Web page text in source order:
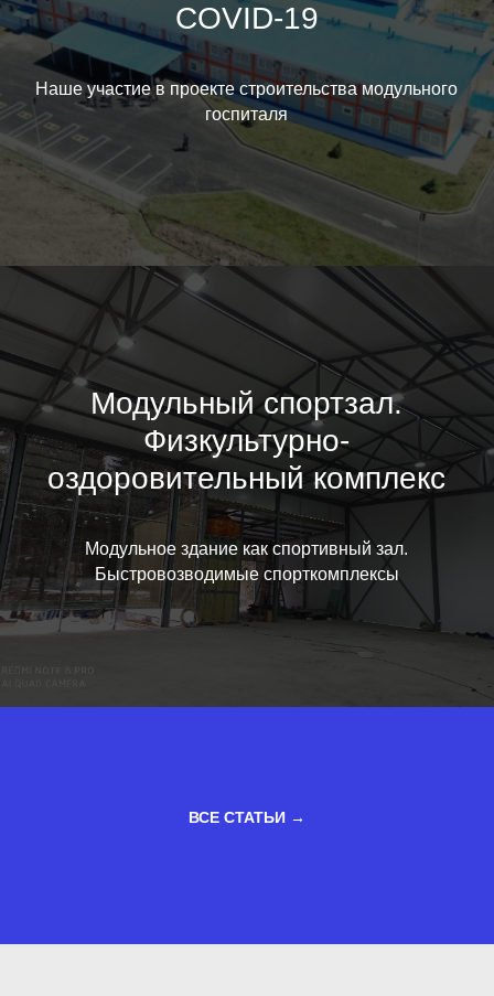
COVID-19
Наше участие в проекте строительства модульного
госпиталя
Модульный спортзал.
Физкультурно-
оздоровительный комплекс
Модульное здание как спортивный зал.
Быстровозводимые спорткомплексы
ВСЕ СТАТЬИ →